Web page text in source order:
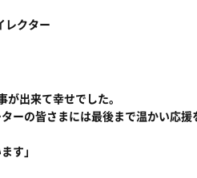
レクター
が出来て幸せでした。
ーの皆さまには最後まで温かい応援
す」